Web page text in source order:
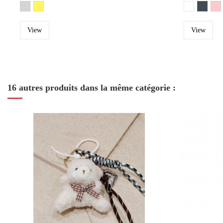
View View
16 autres produits dans la même catégorie :